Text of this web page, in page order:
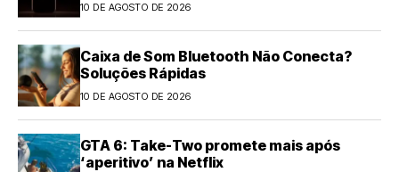
10 DE AGOSTO DE 2026
Caixa de Som Bluetooth Não Conecta?
Soluções Rápidas
10 DE AGOSTO DE 2026
GTA 6: Take-Two promete mais após
‘aperitivo’ na Netflix